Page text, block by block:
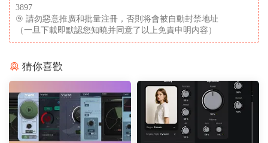
3897
⑨ 請勿惡意推廣和批量注冊，否則将會被自動封禁地址
（一旦下載即默認您知曉并同意了以上免責申明内容）
猜你喜歡